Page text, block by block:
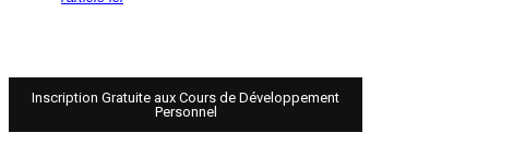
Inscription Gratuite aux Cours de Développement
Personnel